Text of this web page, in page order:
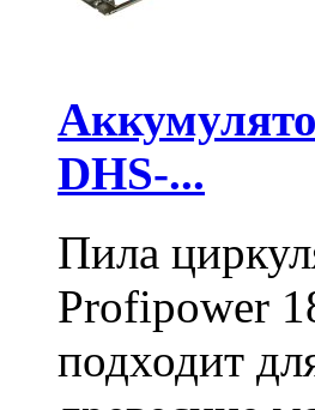
DHS-...
Пила
Profipower
подходит